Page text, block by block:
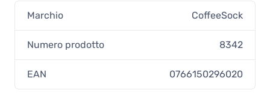
Marchio CoffeeSock
Numero prodotto 8342
EAN 0766150296020